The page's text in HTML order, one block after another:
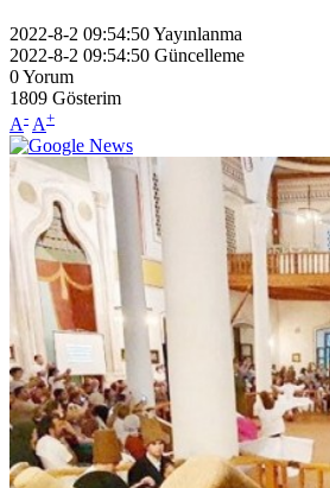
2022-8-2 09:54:50Yayınlanma
2022-8-2 09:54:50 Güncelleme
0Yorum
1809 Gösterim
A- A+